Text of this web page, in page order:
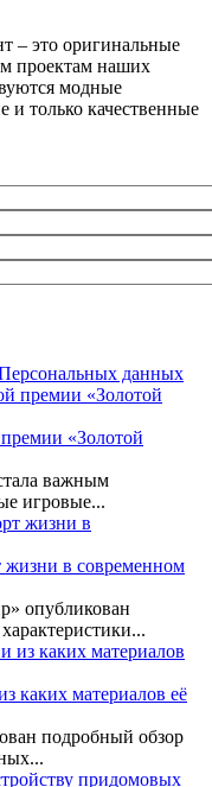
– это оригинальные
проектам наших
модные
и только качественные
данных
«Золотой
важным
игровые...
жизни в современном
опубликован
каких материалов её
подробный обзор